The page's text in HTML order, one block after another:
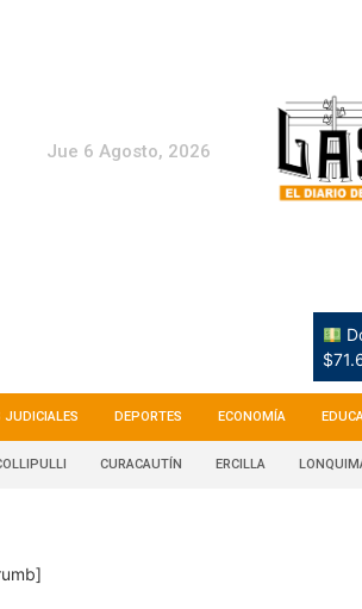
Jue 6 Agosto, 2026
JUDICIALES DEPORTES ECONOMÍA
CURACAUTÍN ERCILLA